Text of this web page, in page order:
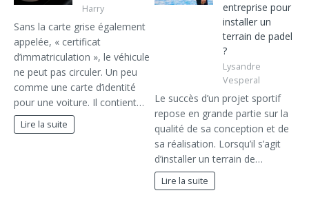
Harry
Sans la carte grise également
appelée, « certificat
d’immatriculation », le véhicule
ne peut pas circuler. Un peu
comme une carte d’identité
pour une voiture. Il contient…
Lire la suite
entreprise pour
installer un
terrain de padel
?
Lysandre
Vesperal
Le succès d’un projet sportif
repose en grande partie sur la
qualité de sa conception et de
sa réalisation. Lorsqu’il s’agit
d’installer un terrain de…
Lire la suite